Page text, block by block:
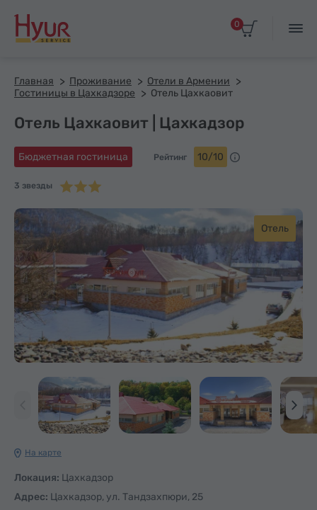
0
Главная Проживание
Отели в Армении
Гостиницы в Цахкадзоре
Отель Цахкаовит
Отель Цахкаовит | Цахкадзор
Бюджетная гостиница
3 звезды
Рейтинг 10/10
Отель
На карте
Локация: Цахкадзор
Адрес: Цахкадзор, ул. Тандзахпюри, 25